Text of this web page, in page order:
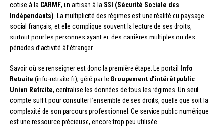
cotise à la CARMF, un artisan à la SSI (Sécurité Sociale des
Indépendants) . La multiplicité des régimes est une réalité du paysage
social français, et elle complique souvent la lecture de ses droits,
surtout pour les personnes ayant eu des carrières multiples ou des
périodes d’activité à l’étranger.
Savoir où se renseigner est donc la première étape. Le portail
Info
Retraite (info-retraite.fr), géré par le Groupement d’intérêt public
Union Retraite, centralise les données de tous les régimes. Un seul
compte suffit pour consulter l’ensemble de ses droits, quelle que soit la
complexité de son parcours professionnel. Ce service public numérique
est une ressource précieuse, encore trop peu utilisée.